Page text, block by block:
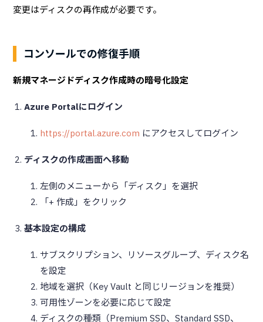
変更はディスクの再作成が必要です。
コンソールでの修復手順
新規マネージドディスク作成時の暗号化設定
Azure Portalにログイン
https://portal.azure.com にアクセスしてログイン
ディスクの作成画面へ移動
左側のメニューから「ディスク」を選択
「+ 作成」をクリック
基本設定の構成
サブスクリプション、リソースグループ、ディスク名
を設定
地域を選択（Key Vault と同じリージョンを推奨）
可用性ゾーンを必要に応じて設定
ディスクの種類（Premium SSD、Standard SSD、